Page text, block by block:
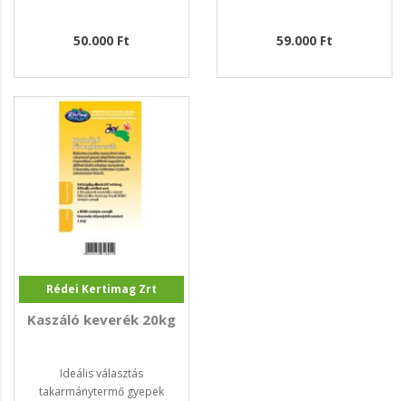
50.000 Ft 59.000 Ft
Rédei Kertimag Zrt
Kaszáló keverék 20kg
Ideális választás
takarmánytermő gyepek